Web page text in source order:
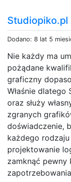
Dodano: 8 lat 5
Nie każdy ma
pożądane
graficzny
Właśnie
oraz służy
zgranych
doświadczenie,
każdego
projektowanie
zamknąć pewny